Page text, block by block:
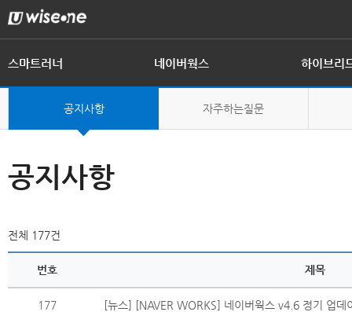
스마트러너
제품 개요 제품 구성
네이버웍스
제품 개요 제품 기능
하이브리
제품 개요 전자결재
공지사항 자주하는질문
인사말 회사연혁
공지사항
전체 177건
번호 제목
177 [뉴스] [NAVER WORKS] 네이버웍스 v4.6 정기 업데